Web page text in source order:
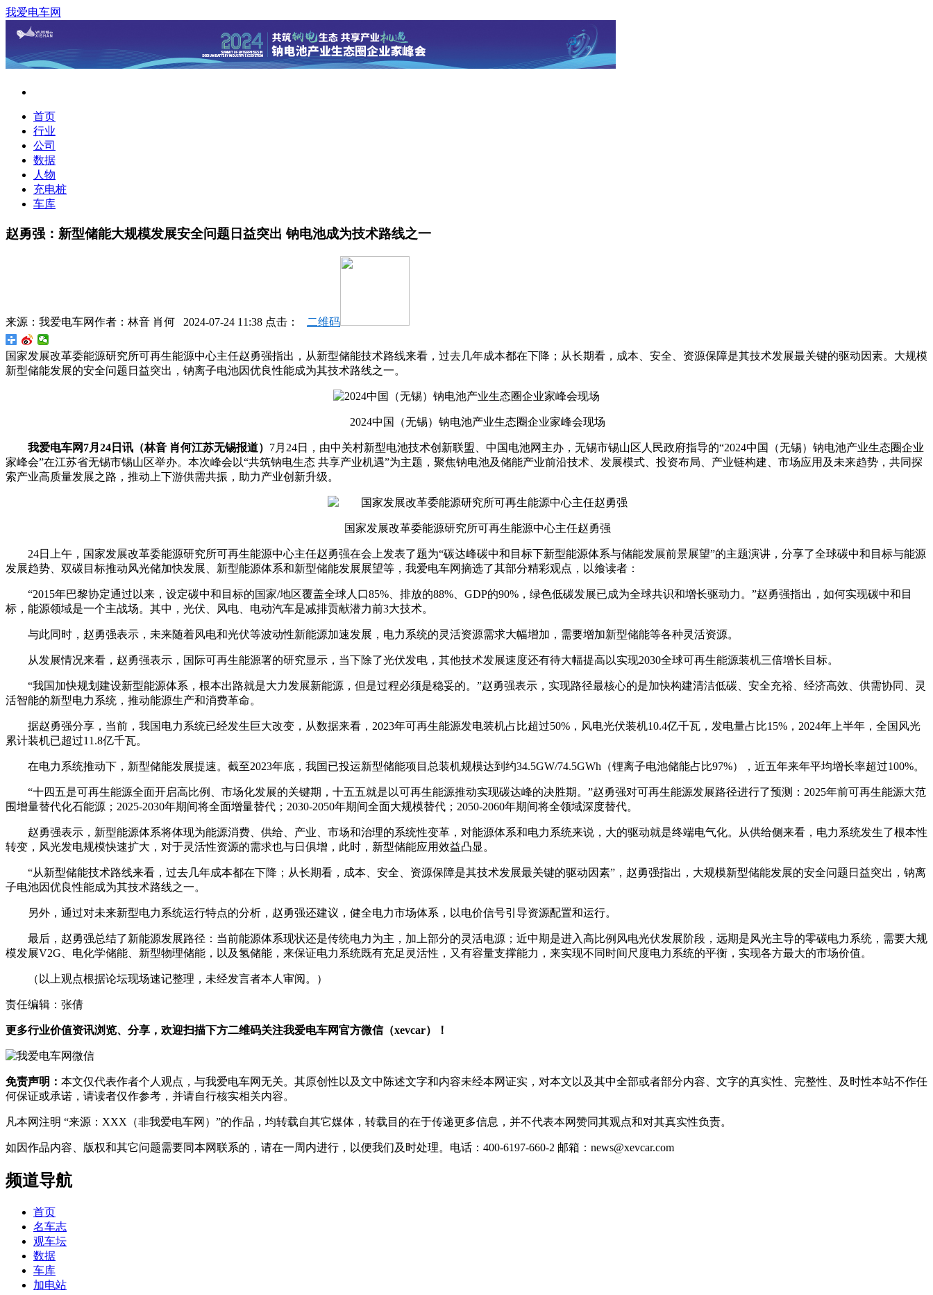
我爱电车网
首页
行业
公司
数据
人物
充电桩
车库
赵勇强：新型储能大规模发展安全问题日益突出 钠电池成为技术路线之一
来源： 我爱电车网作者： 林音 肖何 2024-07-24 11:38 点击： 二维码
国家发展改革委能源研究所可再生能源中心主任赵勇强指出，从新型储能技术路线来看，过去几年成本都在下降；从长期看，成本、安全、资源保障是其技术发展最关键的驱动因素。大规模
新型储能发展的安全问题日益突出，钠离子电池因优良性能成为其技术路线之一。
2024中国（无锡）钠电池产业生态圈企业家峰会现场
我爱电车网7月24日讯（林音 肖何江苏无锡报道） 7月24日，由中关村新型电池技术创新联盟、中国电池网主办，无锡市锡山区人民政府指导的“2024中国（无锡）钠电池产业生态圈企业
家峰会”在江苏省无锡市锡山区举办。本次峰会以“共筑钠电生态 共享产业机遇”为主题，聚焦钠电池及储能产业前沿技术、发展模式、投资布局、产业链构建、市场应用及未来趋势，共同探
索产业高质量发展之路，推动上下游供需共振，助力产业创新升级。
国家发展改革委能源研究所可再生能源中心主任赵勇强
24日上午，国家发展改革委能源研究所可再生能源中心主任赵勇强在会上发表了题为“碳达峰碳中和目标下新型能源体系与储能发展前景展望”的主题演讲，分享了全球碳中和目标与能源
发展趋势、双碳目标推动风光储加快发展、新型能源体系和新型储能发展展望等，我爱电车网摘选了其部分精彩观点，以飨读者：
“2015年巴黎协定通过以来，设定碳中和目标的国家/地区覆盖全球人口85%、排放的88%、GDP的90%，绿色低碳发展已成为全球共识和增长驱动力。”赵勇强指出，如何实现碳中和目
标，能源领域是一个主战场。其中，光伏、风电、电动汽车是减排贡献潜力前3大技术。
与此同时，赵勇强表示，未来随着风电和光伏等波动性新能源加速发展，电力系统的灵活资源需求大幅增加，需要增加新型储能等各种灵活资源。
从发展情况来看，赵勇强表示，国际可再生能源署的研究显示，当下除了光伏发电，其他技术发展速度还有待大幅提高以实现2030全球可再生能源装机三倍增长目标。
“我国加快规划建设新型能源体系，根本出路就是大力发展新能源，但是过程必须是稳妥的。”赵勇强表示，实现路径最核心的是加快构建清洁低碳、安全充裕、经济高效、供需协同、灵
活智能的新型电力系统，推动能源生产和消费革命。
据赵勇强分享，当前，我国电力系统已经发生巨大改变，从数据来看，2023年可再生能源发电装机占比超过50%，风电光伏装机10.4亿千瓦，发电量占比15%，2024年上半年，全国风光
累计装机已超过11.8亿千瓦。
在电力系统推动下，新型储能发展提速。截至2023年底，我国已投运新型储能项目总装机规模达到约34.5GW/74.5GWh（锂离子电池储能占比97%），近五年来年平均增长率超过100%。
“十四五是可再生能源全面开启高比例、市场化发展的关键期，十五五就是以可再生能源推动实现碳达峰的决胜期。”赵勇强对可再生能源发展路径进行了预测：2025年前可再生能源大范
围增量替代化石能源；2025-2030年期间将全面增量替代；2030-2050年期间全面大规模替代；2050-2060年期间将全领域深度替代。
赵勇强表示，新型能源体系将体现为能源消费、供给、产业、市场和治理的系统性变革，对能源体系和电力系统来说，大的驱动就是终端电气化。从供给侧来看，电力系统发生了根本性
转变，风光发电规模快速扩大，对于灵活性资源的需求也与日俱增，此时，新型储能应用效益凸显。
“从新型储能技术路线来看，过去几年成本都在下降；从长期看，成本、安全、资源保障是其技术发展最关键的驱动因素”，赵勇强指出，大规模新型储能发展的安全问题日益突出，钠离
子电池因优良性能成为其技术路线之一。
另外，通过对未来新型电力系统运行特点的分析，赵勇强还建议，健全电力市场体系，以电价信号引导资源配置和运行。
最后，赵勇强总结了新能源发展路径：当前能源体系现状还是传统电力为主，加上部分的灵活电源；近中期是进入高比例风电光伏发展阶段，远期是风光主导的零碳电力系统，需要大规
模发展V2G、电化学储能、新型物理储能，以及氢储能，来保证电力系统既有充足灵活性，又有容量支撑能力，来实现不同时间尺度电力系统的平衡，实现各方最大的市场价值。
（以上观点根据论坛现场速记整理，未经发言者本人审阅。）
责任编辑：张倩
更多行业价值资讯浏览、分享，欢迎扫描下方二维码关注我爱电车网官方微信（xevcar）！
免责声明： 本文仅代表作者个人观点，与我爱电车网无关。其原创性以及文中陈述文字和内容未经本网证实，对本文以及其中全部或者部分内容、文字的真实性、完整性、及时性本站不作任
何保证或承诺，请读者仅作参考，并请自行核实相关内容。
凡本网注明 “来源：XXX（非我爱电车网）”的作品，均转载自其它媒体，转载目的在于传递更多信息，并不代表本网赞同其观点和对其真实性负责。
如因作品内容、版权和其它问题需要同本网联系的，请在一周内进行，以便我们及时处理。电话：400-6197-660-2 邮箱：news@xevcar.com
频道导航
首页
名车志
观车坛
数据
车库
加电站